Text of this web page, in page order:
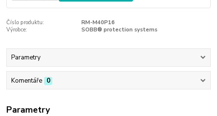
Číslo produktu:
RM-M40P16
Výrobce:
SOBB® protection systems
Parametry
Komentáře 0
Parametry